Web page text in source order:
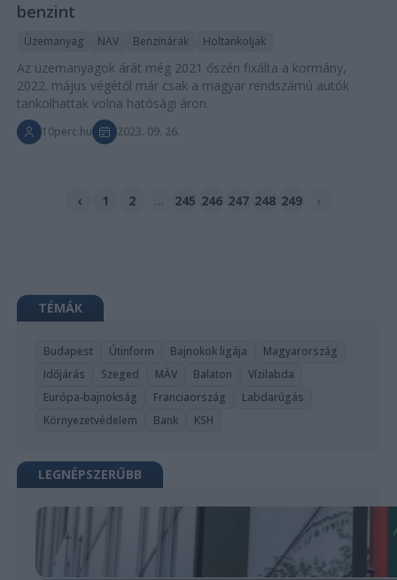
benzint
Üzemanyag NAV Benzinárak Holtankoljak
Az üzemanyagok árát még 2021 őszén fixálta a kormány,
2022. május végétől már csak a magyar rendszámú autók
tankolhattak volna hatósági áron.
10perc.hu 2023. 09. 26.
‹ 1 2 245 246 247 248 249 ›
TÉMÁK
Budapest Útinform Bajnokok ligája
Magyarország
Időjárás
Szeged MÁV Balaton
Vízilabda
Európa-bajnokság
Franciaország
Labdarúgás
Környezetvédelem
Bank KSH
LEGNÉPSZERŰBB